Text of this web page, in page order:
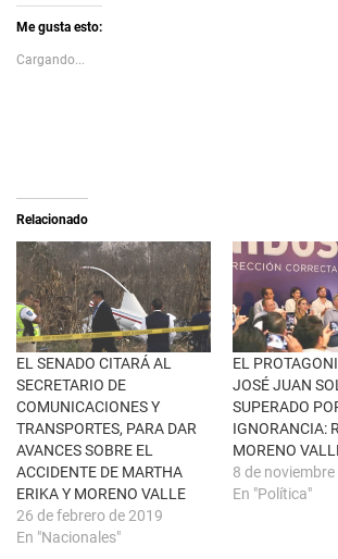
k
t
s
h
e
b
r
e
e
n
u
n
a
v
e
n
t
a
n
a
n
u
e
v
a
)
e
n
F
a
c
e
b
o
o
k
(
S
e
a
b
r
e
e
n
u
n
a
v
Me gusta esto:
Cargando...
Relacionado
EL SENADO CITARÁ AL
SECRETARIO DE
COMUNICACIONES Y
TRANSPORTES, PARA DAR
AVANCES SOBRE EL
ACCIDENTE DE MARTHA
ERIKA Y MORENO VALLE
26 de febrero de 2019
En "Nacionales"
EL
JOSÉ JUAN
SUPERADO
IGNORANCIA:
MORENO
8 de
En "Política"